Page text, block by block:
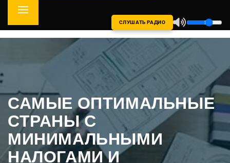
Primary
Menu
СЛУШАТЬ РАДИО
САМЫЕ ОПТИМАЛЬНЫЕ
СТРАНЫ С
МИНИМАЛЬНЫМИ
НАЛОГАМИ И